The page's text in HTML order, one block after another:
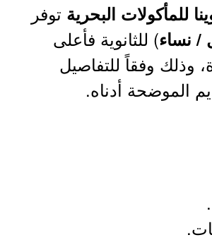
للمأكولات البحرية توفر
/ نساء) للثانوية فأعلى
وذلك وفقاً للتفاصيل
الموضحة أدناه.